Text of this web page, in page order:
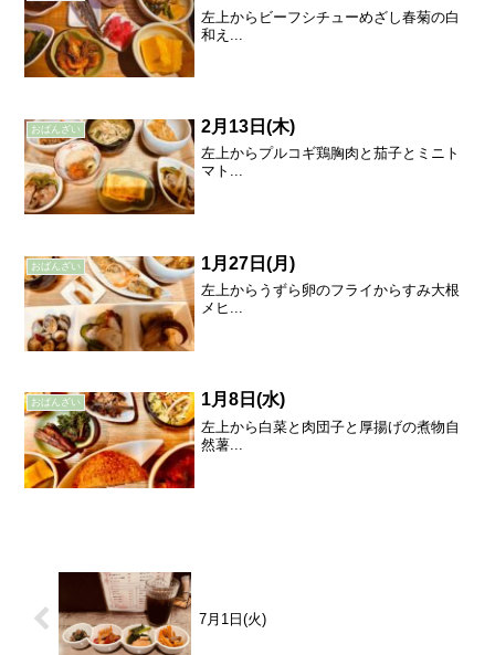
左上からビーフシチューめざし春菊の白
和え...
おばんざい 2月13日(木)
左上からプルコギ鶏胸肉と茄子とミニト
マト...
おばんざい 1月27日(月)
左上からうずら卵のフライからすみ大根
メヒ...
おばんざい 1月8日(水)
左上から白菜と肉団子と厚揚げの煮物自
然薯...
7月1日(火)